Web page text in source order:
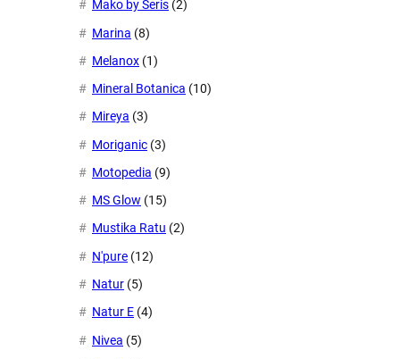
Mako by Seris (2)
Marina (8)
Melanox (1)
Mineral Botanica (10)
Mireya (3)
Moriganic (3)
Motopedia (9)
MS Glow (15)
Mustika Ratu (2)
N'pure (12)
Natur (5)
Natur E (4)
Nivea (5)